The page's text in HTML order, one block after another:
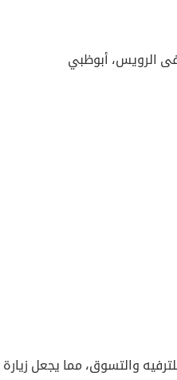
الرويس، أبوظبي
والتسوق، مما يجعل زيارة